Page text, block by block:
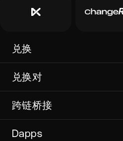
兑换
兑换对
跨链桥接
Dapps